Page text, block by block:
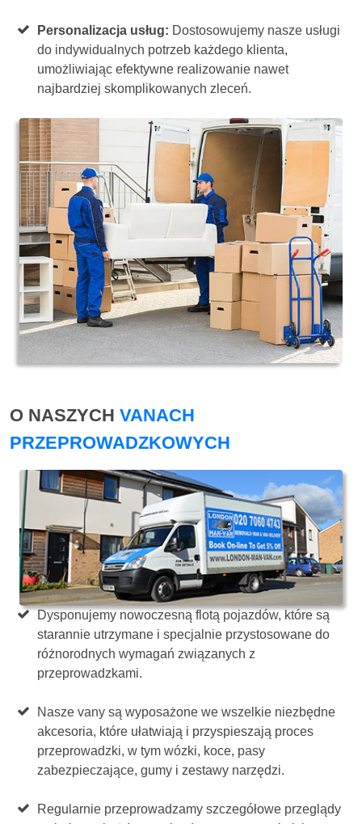
Personalizacja usług: Dostosowujemy nasze usługi
do indywidualnych potrzeb każdego klienta,
umożliwiając efektywne realizowanie nawet
najbardziej skomplikowanych zleceń.
O NASZYCH VANACH
PRZEPROWADZKOWYCH
Dysponujemy nowoczesną flotą pojazdów, które są
starannie utrzymane i specjalnie przystosowane do
różnorodnych wymagań związanych z
przeprowadzkami.
Nasze vany są wyposażone we wszelkie niezbędne
akcesoria, które ułatwiają i przyspieszają proces
przeprowadzki, w tym wózki, koce, pasy
zabezpieczające, gumy i zestawy narzędzi.
Regularnie przeprowadzamy szczegółowe przeglądy